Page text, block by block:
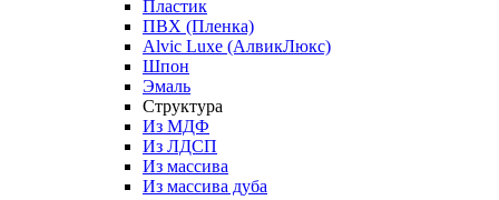
Пластик
ПВХ (Пленка)
Alvic Luxe (АлвикЛюкс)
Шпон
Эмаль
Структура
Из МДФ
Из ЛДСП
Из массива
Из массива дуба